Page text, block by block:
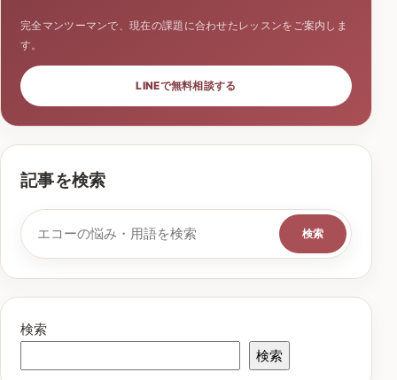
完全マンツーマンで、現在の課題に合わせたレッスンをご案内しま
す。
LINEで無料相談する
記事を検索
検索キーワード
検索
検索
検索